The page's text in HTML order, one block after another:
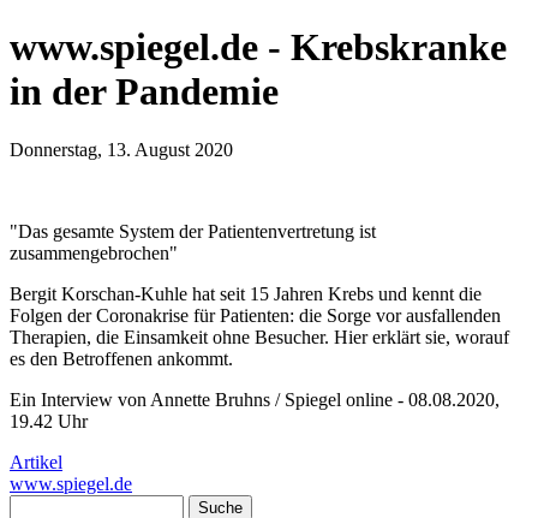
www.spiegel.de - Krebskranke
in der Pandemie
Donnerstag, 13. August 2020
"Das gesamte System der Patientenvertretung ist
zusammengebrochen"
Bergit Korschan-Kuhle hat seit 15 Jahren Krebs und kennt die
Folgen der Coronakrise für Patienten: die Sorge vor ausfallenden
Therapien, die Einsamkeit ohne Besucher. Hier erklärt sie, worauf
es den Betroffenen ankommt.
Ein Interview von Annette Bruhns / Spiegel online - 08.08.2020,
19.42 Uhr
Artikel
www.spiegel.de